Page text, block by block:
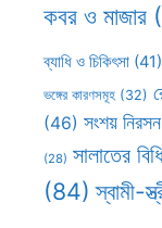
কবর ও মাজার
ব্যাধি ও চিকিৎসা (41)
ভঙ্গের কারণসমূহ (32)
(46) সংশয় নিরসন
(28) সালাতের
(84) স্বামী-